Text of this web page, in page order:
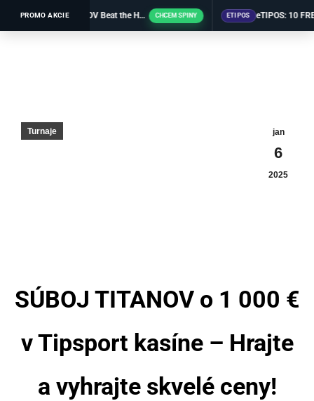
PROMO AKCIE CHCEM SPINY ETIPOS
jan
6
2025
Turnaje
SÚBOJ TITANOV o 1 000 €
v Tipsport kasíne – Hrajte
a vyhrajte skvelé ceny!